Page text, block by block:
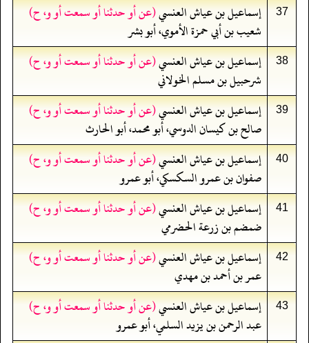
37 إسماعيل بن عياش العنسي(عن أو حدثنا أو سمعت أو و، ح)
شعيب بن أبي حمزة الأموي، أبو بشر
38 إسماعيل بن عياش العنسي(عن أو حدثنا أو سمعت أو و، ح)
شرحبيل بن مسلم الخولاني
39 إسماعيل بن عياش العنسي(عن أو حدثنا أو سمعت أو و، ح)
صالح بن كيسان الدوسي، أبو محمد، أبو الحارث
40 إسماعيل بن عياش العنسي(عن أو حدثنا أو سمعت أو و، ح)
صفوان بن عمرو السكسكي، أبو عمرو
41 إسماعيل بن عياش العنسي(عن أو حدثنا أو سمعت أو و، ح)
ضمضم بن زرعة الحضرمي
42 إسماعيل بن عياش العنسي(عن أو حدثنا أو سمعت أو و، ح)
عمر بن أحمد بن مهدي
43 إسماعيل بن عياش العنسي(عن أو حدثنا أو سمعت أو و، ح)
عبد الرحمن بن يزيد السلمي، أبو عمرو